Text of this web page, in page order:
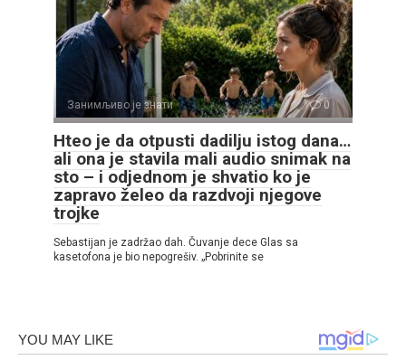
Занимљиво је знати 0
Hteo je da otpusti dadilju istog dana…
ali ona je stavila mali audio snimak na
sto – i odjednom je shvatio ko je
zapravo želeo da razdvoji njegove
trojke
Sebastijan je zadržao dah. Čuvanje dece Glas sa
kasetofona je bio nepogrešiv. „Pobrinite se